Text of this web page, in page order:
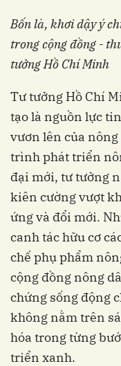
Bốn là, khơi dậy ý
trong cộng đồng -
tưởng Hồ Chí Minh
Tư tưởng Hồ Chí
tạo là nguồn lực
vươn lên của
trình phát triển
đại mới, tư tưởng
kiên cường vượt
ứng và đổi mới.
canh tác hữu cơ
chế phụ phẩm
cộng đồng nông
chứng sống động
không nằm trên
hóa trong từng
triển xanh.